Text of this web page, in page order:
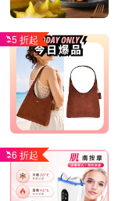
5 折起
6 折起